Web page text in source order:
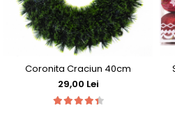
Coronita Craciun 40cm
29,00 Lei